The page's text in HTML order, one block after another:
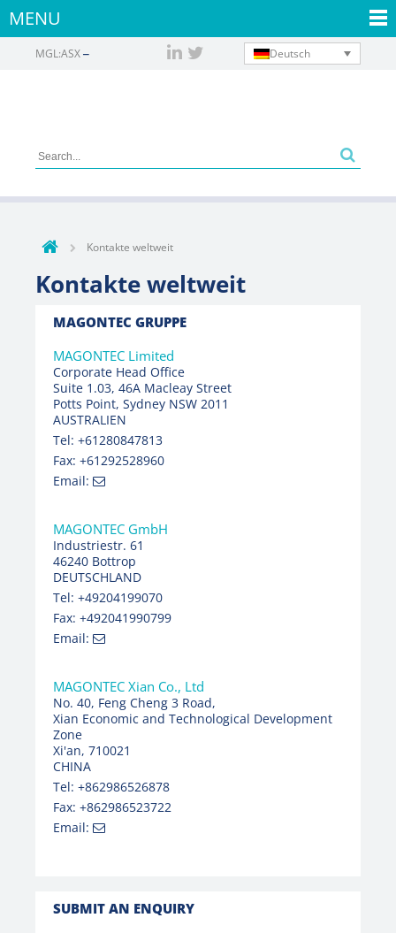
MENU
Deutsch
MGL:ASX
Kontakte weltweit
Kontakte weltweit
MAGONTEC GRUPPE
MAGONTEC Limited
Corporate Head Office
Suite 1.03, 46A Macleay Street
Potts Point, Sydney NSW 2011
AUSTRALIEN
Tel: +61280847813
Fax: +61292528960
Email:
MAGONTEC GmbH
Industriestr. 61
46240 Bottrop
DEUTSCHLAND
Tel: +49204199070
Fax: +492041990799
Email:
MAGONTEC Xian Co., Ltd
No. 40, Feng Cheng 3 Road,
Xian Economic and Technological Development
Zone
Xi'an, 710021
CHINA
Tel: +862986526878
Fax: +862986523722
Email:
SUBMIT AN ENQUIRY